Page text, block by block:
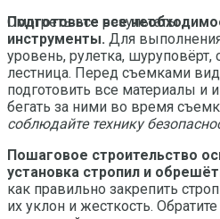
Смотреть все результаты
Подготовьте все
инструменты. Для выполнения
уровень, рулетка,
лестница. Перед съемками
подготовить все материалы и
бегать за ними во время
соблюдайте технику
Пошаговое строительство
установка стропил и
как правильно закрепить
их уклон и жесткость.